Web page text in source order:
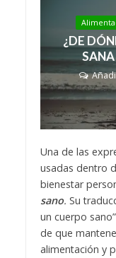
¿DE
SANA
Una de las
usadas dentro
bienestar
sano. Su
un cuerpo
de que
alimentación y